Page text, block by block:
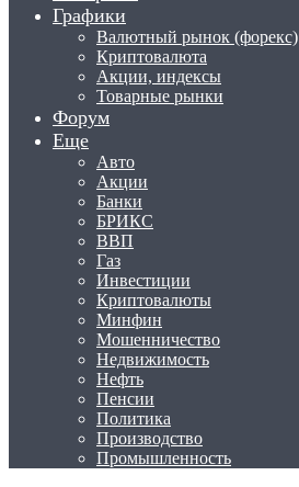
Графики
Валютный рынок (форекс)
Криптовалюта
Акции, индексы
Товарные рынки
Форум
Еще
Авто
Акции
Банки
БРИКС
ВВП
Газ
Инвестиции
Криптовалюты
Минфин
Мошенничество
Недвижимость
Нефть
Пенсии
Политика
Производство
Промышленность